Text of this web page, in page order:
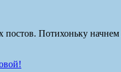
Потихоньку